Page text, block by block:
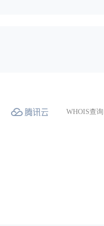
WHOIS查询